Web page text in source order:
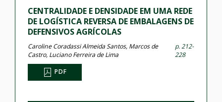
CENTRALIDADE E DENSIDADE EM UMA REDE
DE LOGÍSTICA REVERSA DE EMBALAGENS DE
DEFENSIVOS AGRÍCOLAS
Caroline Coradassi Almeida Santos, Marcos de
Castro, Luciano Ferreira de Lima
p. 212-
228
PDF